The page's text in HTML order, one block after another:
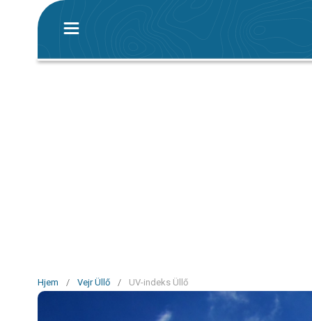
Hjem / Vejr Üllő / UV-indeks Üllő